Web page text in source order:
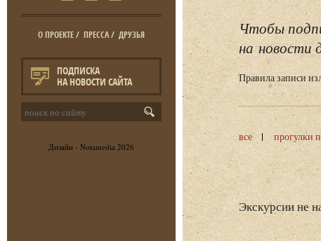
О ПРОЕКТЕ/ ПРЕССА/ ДРУЗЬЯ
ПОДПИСКА
НА НОВОСТИ САЙТА
Дизайн - Notamedia 2026
Чтобы
на новости
Правила записи
все прогулки
Экскурсии не